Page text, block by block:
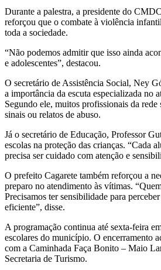
Durante a palestra, a presidente do
reforçou que o combate à violência
toda a sociedade.
“Não podemos admitir que isso ainda
e adolescentes”, destacou.
O secretário de Assistência Social, Ney
a importância da escuta especializada no
Segundo ele, muitos profissionais da rede
sinais ou relatos de abuso.
Já o secretário de Educação, Professor
escolas na proteção das crianças. “Cada
precisa ser cuidado com atenção e
O prefeito Cagarete também reforçou a
preparo no atendimento às vítimas.
Precisamos ter sensibilidade para
eficiente”, disse.
A programação continua até sexta-feira
escolares do município. O encerramento
com a Caminhada Faça Bonito – Maio
Secretaria de Turismo.